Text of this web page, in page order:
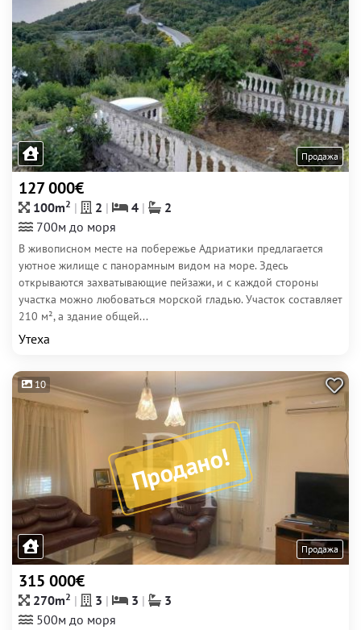
Продажа
127 000€
100m2 2 4
2
700м до моря
В живописном месте на побережье Адриатики предлагается
уютное жилище с панорамным видом на море. Здесь
открываются захватывающие пейзажи, и с каждой стороны
участка можно любоваться морской гладью. Участок составляет
210 м², а здание общей...
Утеха
Продано!
10
Продажа
315 000€
270m2 3 3
3
500м до моря